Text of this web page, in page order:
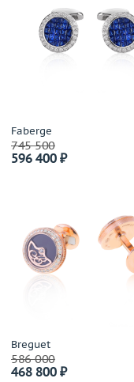
Emil Kraus
Faberge
Gourji
Grand Maitre
Leo Pizzo
Magerit
Manca Gioielli
Piaget
Rolex
Цвет
Выбрано: всё
Теги
Faberge
745 500
596 400 ₽
Breguet
586 000
468 800 ₽